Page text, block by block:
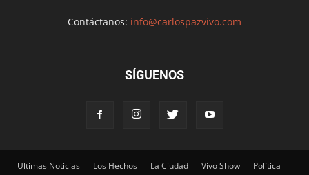
Contáctanos: info@carlospazvivo.com
SÍGUENOS
Ultimas Noticias Los Hechos La Ciudad Vivo Show
Política